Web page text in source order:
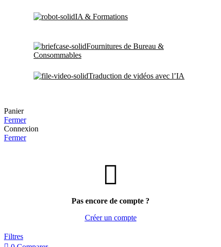
IA & Formations
Fournitures de Bureau &
Consommables
Traduction de vidéos avec l’IA
Panier
Fermer
Connexion
Fermer
Pas encore de compte ?
Créer un compte
Filtres